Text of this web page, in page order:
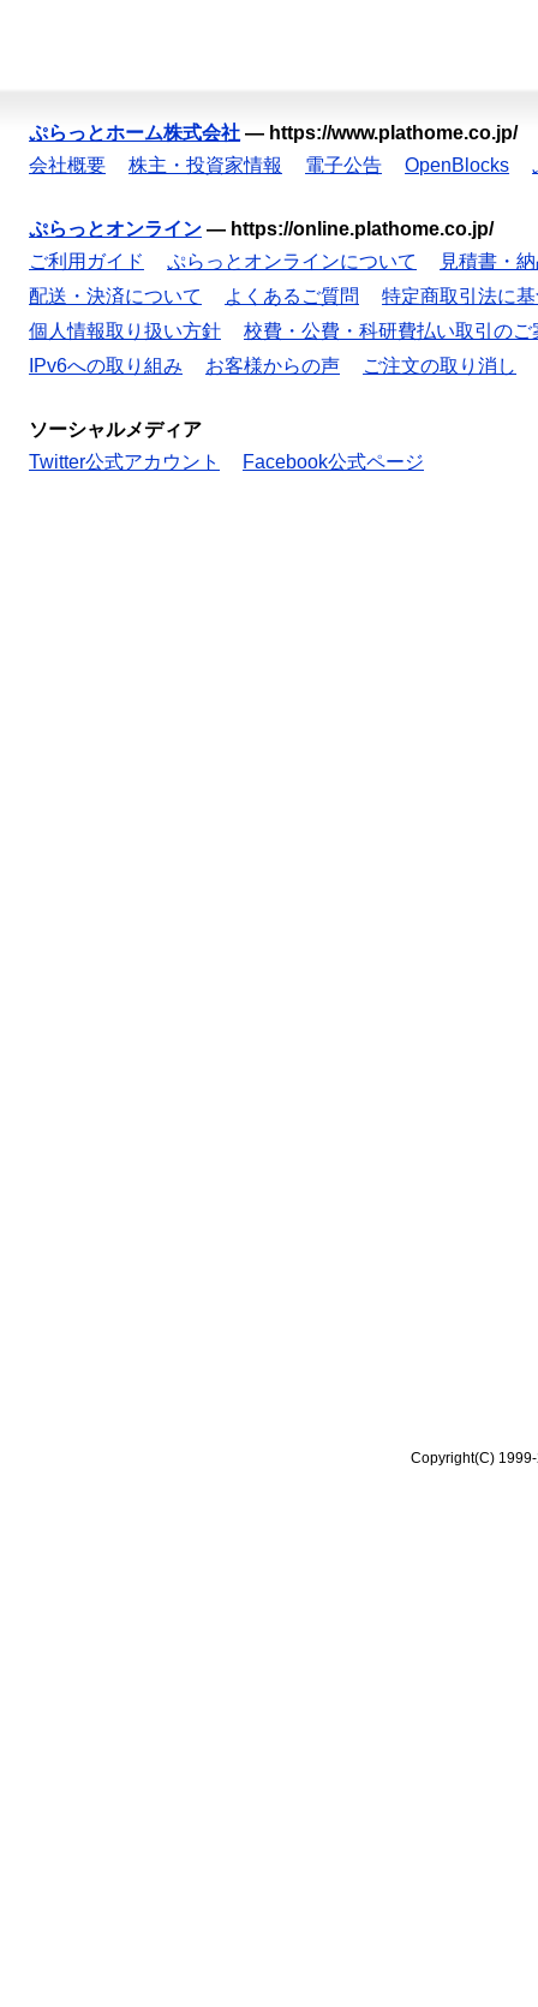
ぷらっとホーム株式会社 — https://www.plathome.co.jp/
会社概要
株主・投資家情報 電子公告 OpenBlocks
ぷらっとオンライン — https://online.plathome.co.jp/
ご利用ガイド
ぷらっとオンラインについて
見積書・
配送・決済について
よくあるご質問
特定商取引法に
個人情報取り扱い方針
校費・公費・科研費払い取引のご
IPv6への取り組み
お客様からの声 ご注文の取り消し
ソーシャルメディア
Twitter公式アカウント
Facebook公式ページ
Copyright(C)